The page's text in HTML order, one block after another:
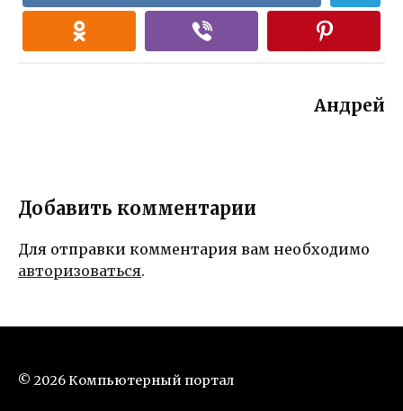
Андрей
Добавить комментарии
Для отправки комментария вам необходимо
авторизоваться.
© 2026 Компьютерный портал